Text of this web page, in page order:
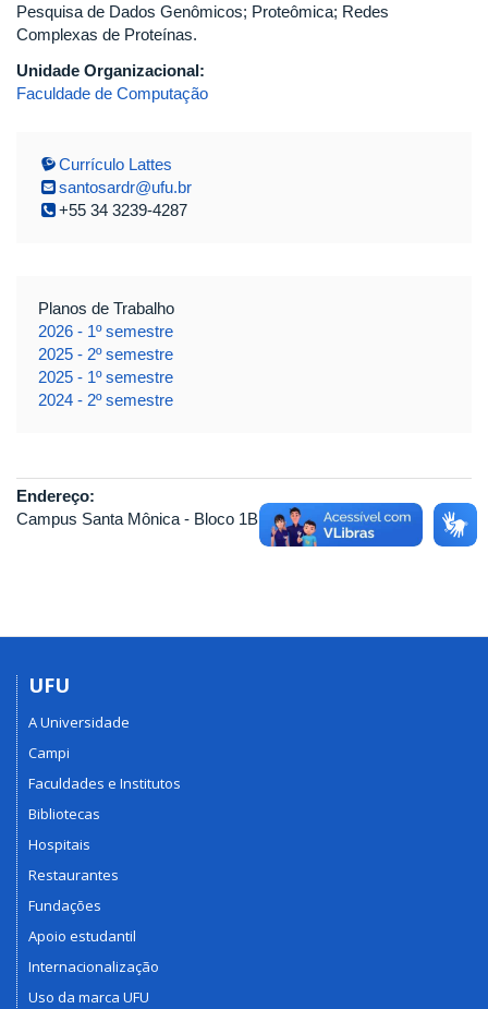
Pesquisa de Dados Genômicos; Proteômica; Redes
Complexas de Proteínas.
Unidade Organizacional:
Faculdade de Computação
Currículo Lattes
santosardr@ufu.br
+55 34 3239-4287
Planos de Trabalho
2026 - 1º semestre
2025 - 2º semestre
2025 - 1º semestre
2024 - 2º semestre
Endereço:
Campus Santa Mônica - Bloco 1B - Sala 120
UFU
A Universidade
Campi
Faculdades e Institutos
Bibliotecas
Hospitais
Restaurantes
Fundações
Apoio estudantil
Internacionalização
Uso da marca UFU